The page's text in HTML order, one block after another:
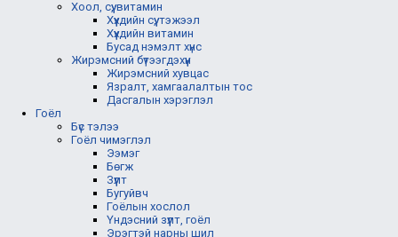
Хоол, сүү, витамин
Хүүхдийн сүү, тэжээл
Хүүхдийн витамин
Бусад нэмэлт хүнс
Жирэмсний бүтээгдэхүүн
Жирэмсний хувцас
Язралт, хамгаалалтын тос
Дасгалын хэрэглэл
Гоёл
Бүс тэлээ
Гоёл чимэглэл
Ээмэг
Бөгж
Зүүлт
Бугуйвч
Гоёлын хослол
Үндэсний зүүлт, гоёл
Эрэгтэй нарны шил